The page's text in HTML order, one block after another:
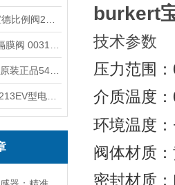
burkert
技术参数
压力范围
介质温度
环境温度
阀体材质 ：
密封材质